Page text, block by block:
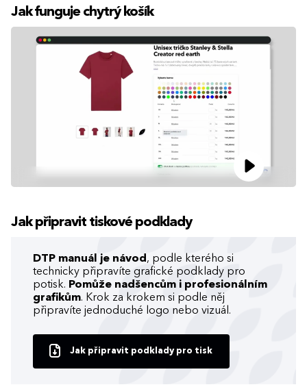
Jak funguje chytrý košík
Jak připravit tiskové podklady
DTP manuál je návod , podle kterého si
technicky připravíte grafické podklady pro
potisk. Pomůže nadšencům i profesionálním
grafikům. Krok za krokem si podle něj
připravíte jednoduché logo nebo vizuál.
Jak připravit podklady pro tisk